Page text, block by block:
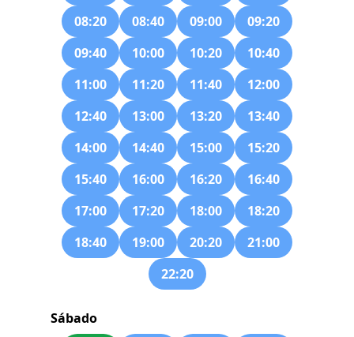
08:20
08:40 09:00
09:20
09:40
10:00 10:20
10:40
11:00
11:20 11:40
12:00
12:40
13:00 13:20
13:40
14:00
14:40 15:00
15:20
15:40
16:00 16:20
16:40
17:00
17:20 18:00
18:20
18:40
19:00 20:20
21:00
22:20
Sábado